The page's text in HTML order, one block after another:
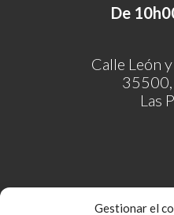
Gestionar el
De
Calle León
Las